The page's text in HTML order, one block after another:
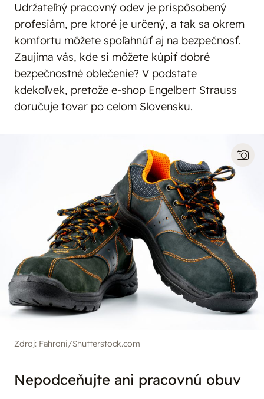
Udržateľný pracovný odev je prispôsobený
profesiám, pre ktoré je určený, a tak sa okrem
komfortu môžete spoľahnúť aj na bezpečnosť.
Zaujíma vás, kde si môžete kúpiť dobré
bezpečnostné oblečenie? V podstate
kdekoľvek, pretože e-shop Engelbert Strauss
doručuje tovar po celom Slovensku.
Zdroj: Fahroni/Shutterstock.com
Nepodceňujte ani pracovnú obuv